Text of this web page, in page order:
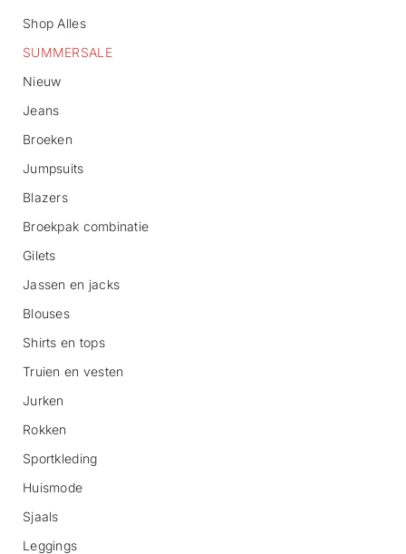
Shop Alles
SUMMERSALE
Nieuw
Jeans
Broeken
Jumpsuits
Blazers
Broekpak combinatie
Gilets
Jassen en jacks
Blouses
Shirts en tops
Truien en vesten
Jurken
Rokken
Sportkleding
Huismode
Sjaals
Leggings